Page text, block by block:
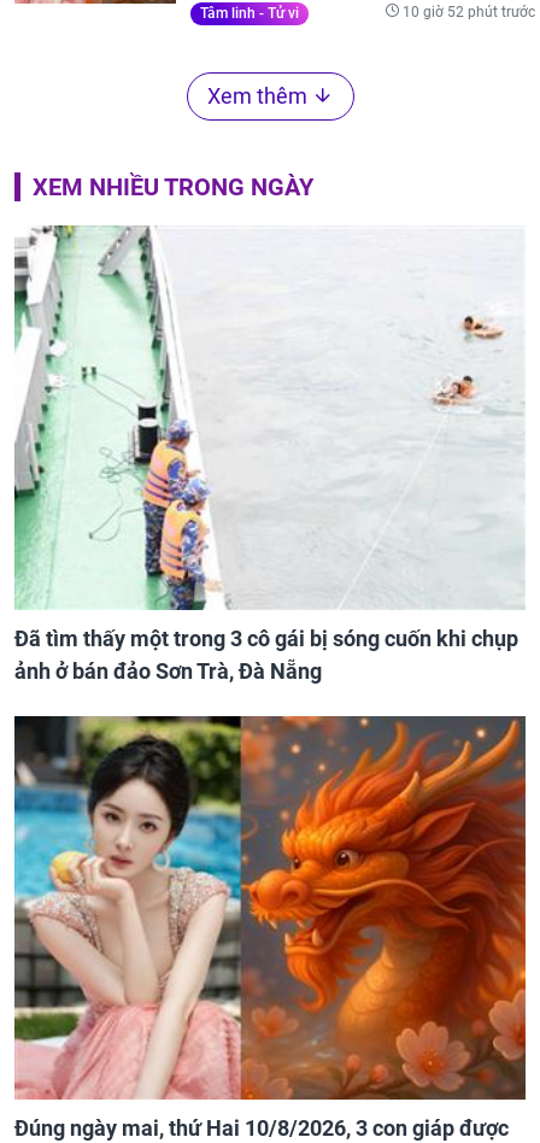
Tâm linh - Tử vi 10 giờ 52 phút trước
Xem thêm
XEM NHIỀU TRONG NGÀY
Đã tìm thấy một trong 3 cô gái bị sóng cuốn khi chụp
ảnh ở bán đảo Sơn Trà, Đà Nẵng
Đúng ngày mai, thứ Hai 10/8/2026, 3 con giáp được